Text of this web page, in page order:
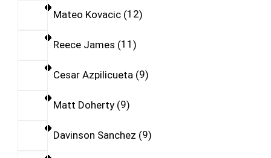
Mateo Kovacic 12
Reece James 11
Cesar Azpilicueta 9
Matt Doherty 9
Davinson Sanchez 9